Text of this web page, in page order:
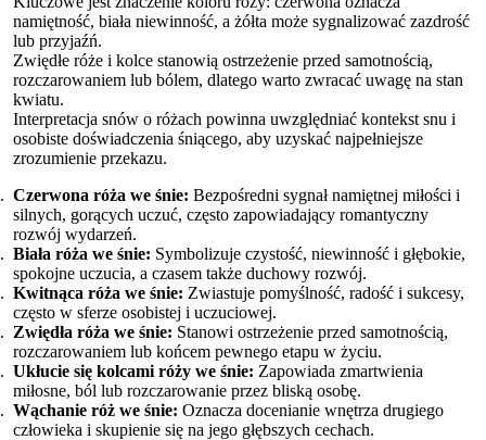
namiętność, biała niewinność, a żółta może sygnalizować zazdrość
lub przyjaźń.
Zwiędłe róże i kolce stanowią ostrzeżenie przed samotnością,
rozczarowaniem lub bólem, dlatego warto zwracać uwagę na stan
kwiatu.
Interpretacja snów o różach powinna uwzględniać kontekst snu i
osobiste doświadczenia śniącego, aby uzyskać najpełniejsze
zrozumienie przekazu.
Czerwona róża we śnie: Bezpośredni sygnał namiętnej miłości i
silnych, gorących uczuć, często zapowiadający romantyczny
rozwój wydarzeń.
Biała róża we śnie: Symbolizuje czystość, niewinność i głębokie,
spokojne uczucia, a czasem także duchowy rozwój.
Kwitnąca róża we śnie: Zwiastuje pomyślność, radość i sukcesy,
często w sferze osobistej i uczuciowej.
Zwiędła róża we śnie: Stanowi ostrzeżenie przed samotnością,
rozczarowaniem lub końcem pewnego etapu w życiu.
Ukłucie się kolcami róży we śnie: Zapowiada zmartwienia
miłosne, ból lub rozczarowanie przez bliską osobę.
Wąchanie róż we śnie: Oznacza docenianie wnętrza drugiego
człowieka i skupienie się na jego głębszych cechach.